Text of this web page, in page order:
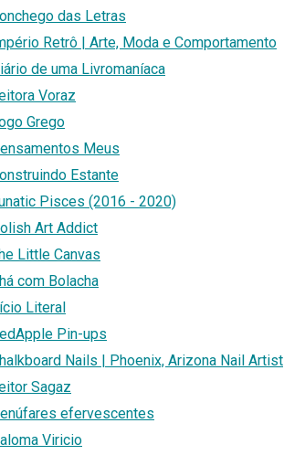
das Letras
Retrô | Arte, Moda e Comportamento
de uma Livromaníaca
Voraz
Grego
Meus
Estante
Pisces (2016 - 2020)
Art Addict
Little Canvas
com Bolacha
Literal
Pin-ups
Nails | Phoenix, Arizona Nail Artist
Sagaz
efervescentes
Viricio